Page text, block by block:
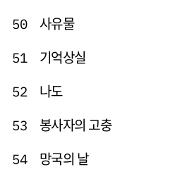
50 사유물
51 기억상실
52 나도
53 봉사자의 고충
54 망국의 날